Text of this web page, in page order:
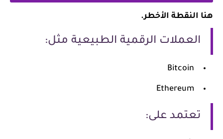
هنا النقطة الأخطر.
العملات الرقمية الطبيعية مثل:
Bitcoin
Ethereum
تعتمد على: